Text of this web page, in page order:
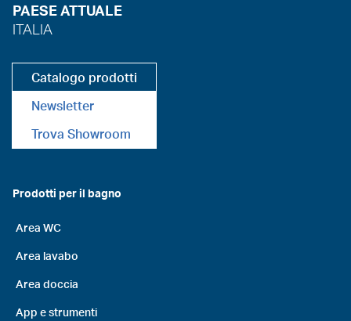
PAESE ATTUALE
ITALIA
Catalogo prodotti
Newsletter
Trova Showroom
Prodotti per il bagno
Area WC
Area lavabo
Area doccia
App e strumenti